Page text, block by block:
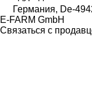
Германия, De-
E-FARM GmbH
Связаться с